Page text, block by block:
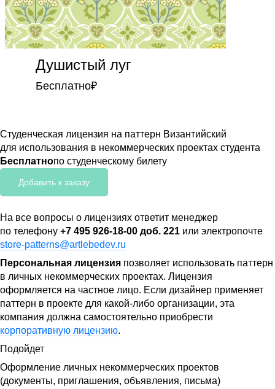
Душистый луг
Бесплатно₽
Студенческая лицензия на паттерн Византийский
для использования в некоммерческих проектах студента
Бесплатнопо студенческому билету
Добавить к заказу
На все вопросы о лицензиях ответит менеджер
по телефону +7 495 926-18-00 доб. 221 или электропочте
store-patterns@artlebedev.ru
Персональная лицензия позволяет использовать паттерн
в личных некоммерческих проектах. Лицензия
оформляется на частное лицо. Если дизайнер применяет
паттерн в проекте для какой-либо организации, эта
компания должна самостоятельно приобрести
корпоративную лицензию.
Подойдет
Оформление личных некоммерческих проектов
(документы, приглашения, объявления, письма)